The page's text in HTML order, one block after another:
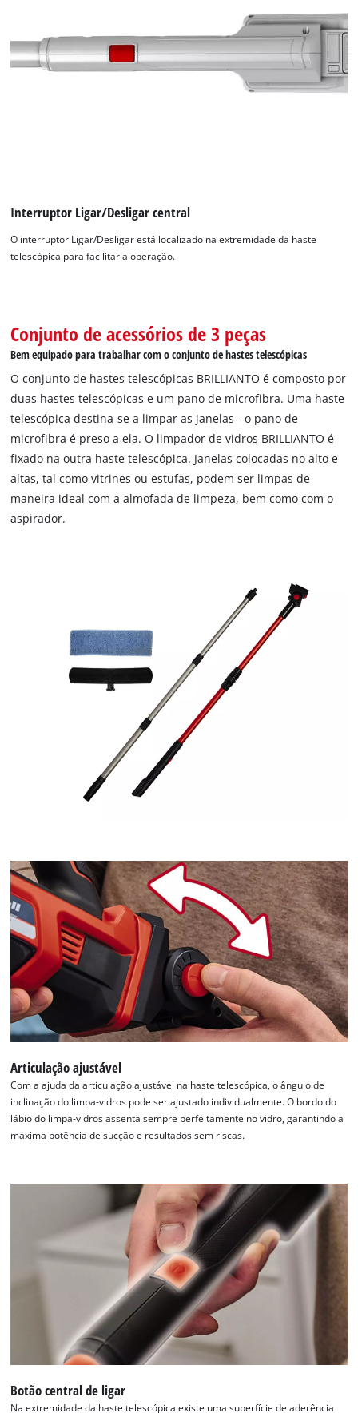
Interruptor Ligar/Desligar central
O interruptor Ligar/Desligar está localizado na extremidade da haste
telescópica para facilitar a operação.
Conjunto de acessórios de 3 peças
Bem equipado para trabalhar com o conjunto de hastes telescópicas
O conjunto de hastes telescópicas BRILLIANTO é composto por
duas hastes telescópicas e um pano de microfibra. Uma haste
telescópica destina-se a limpar as janelas - o pano de
microfibra é preso a ela. O limpador de vidros BRILLIANTO é
fixado na outra haste telescópica. Janelas colocadas no alto e
altas, tal como vitrines ou estufas, podem ser limpas de
maneira ideal com a almofada de limpeza, bem como com o
aspirador.
Articulação ajustável
Com a ajuda da articulação ajustável na haste telescópica, o ângulo de
inclinação do limpa-vidros pode ser ajustado individualmente. O bordo do
lábio do limpa-vidros assenta sempre perfeitamente no vidro, garantindo a
máxima potência de sucção e resultados sem riscas.
Botão central de ligar
Na extremidade da haste telescópica existe uma superfície de aderência